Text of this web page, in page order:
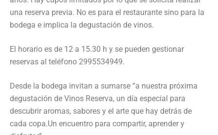
una reserva previa. No es para el restaurante sino para la
bodega e implica la degustación de vinos.
El horario es de 12 a 15.30 h y se pueden gestionar
reservas al teléfono 2995534949.
Desde la bodega invitan a sumarse “a nuestra próxima
degustación de Vinos Reserva, un día especial para
descubrir aromas, sabores y el arte que hay detrás de
cada copa.Un encuentro para compartir, aprender y